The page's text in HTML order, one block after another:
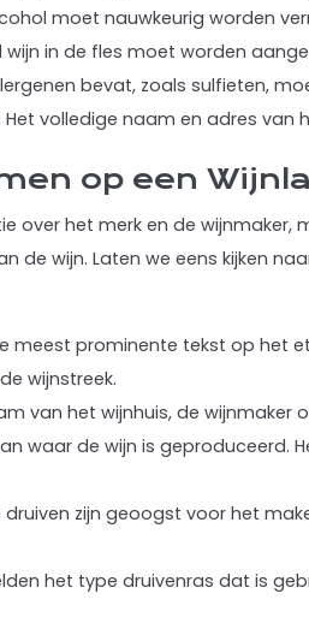
moet nauwkeurig worden
in de fles moet worden
bevat, zoals sulfieten,
volledige naam en adres
op een
over het merk en de
de wijn. Laten we eens kijken
meest prominente tekst op het
wijnstreek.
van het wijnhuis, de
waar de wijn is geproduceerd.
zijn geoogst voor het
het type druivenras dat is